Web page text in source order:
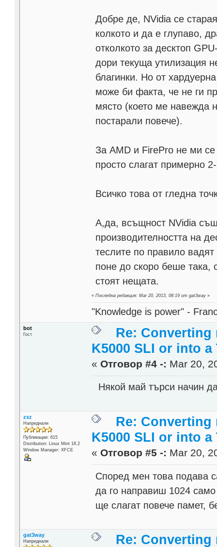
Добре де, NVidia се
колкото и да е глупаво,
отколкото за десктоп
дори текуща утилизация
благинки. Но от
може би факта, че не ги
място (което ме навежда
постарали повече).
За AMD и FirePro не ми
просто слагат примерно
Всичко това от гледна
А,да, всъщност NVidia
производителността на
теслите по правило
поне до скоро беше така,
стоят нещата.
«Последна редакция: Mar 20, 2013, 08:19 от gat3way »
"Knowledge is power" -
bot
Гост
Re: Converting
K5000 SLI or into a
« Отговор #4 -: Mar 20,
Някой май търси начин
zxz
Напреднали
Публикации: 615
Distribution: Linux Mint 18.2
Window Manager: XFCE
Re: Converting
K5000 SLI or into a
« Отговор #5 -: Mar 20,
Според мен това подава
да го направиш 1024 само
ще слагат повече памет,
gat3way
Напреднали Re: Converting